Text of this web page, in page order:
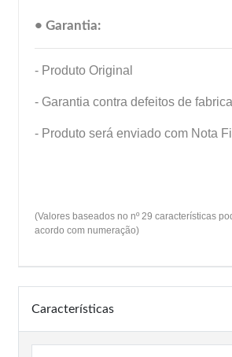
• Garantia:
- Produto Original
- Garantia contra defeitos de
- Produto será enviado com Nota
(Valores baseados no nº 29 características
acordo com numeração)
Características